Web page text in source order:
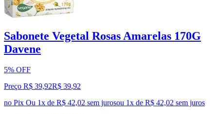
Sabonete Vegetal Rosas Amarelas 170G
Davene
5% OFF
Preço R$ 39,92R$ 39,92
no Pix Ou 1x de R$ 42,02 sem jurosou 1x de R$ 42,02 sem juros